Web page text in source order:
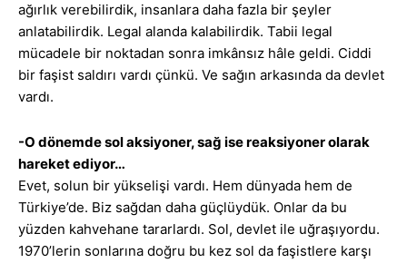
ağırlık verebilirdik, insanlara daha fazla bir şeyler
anlatabilirdik. Legal alanda kalabilirdik. Tabii legal
mücadele bir noktadan sonra imkânsız hâle geldi. Ciddi
bir faşist saldırı vardı çünkü. Ve sağın arkasında da devlet
vardı.
-O dönemde sol aksiyoner, sağ ise reaksiyoner olarak
hareket ediyor…
Evet, solun bir yükselişi vardı. Hem dünyada hem de
Türkiye’de. Biz sağdan daha güçlüydük. Onlar da bu
yüzden kahvehane tararlardı. Sol, devlet ile uğraşıyordu.
1970’lerin sonlarına doğru bu kez sol da faşistlere karşı